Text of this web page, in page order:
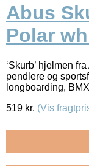
Abus
Polar
‘Skurb’ hjelmen
pendlere og
longboarding,
519 kr. (Vis